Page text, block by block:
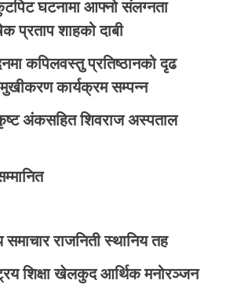
घटनामा आफ्नो संलग्नता
प्रताप शाहको दाबी
कपिलवस्तु प्रतिष्ठानको दृढ
कार्यक्रम सम्पन्न
अंकसहित शिवराज अस्पताल
समाचार राजनिती स्थानिय तह
शिक्षा खेलकुद आर्थिक मनोरञ्जन